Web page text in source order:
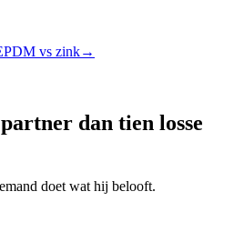
vs zink→
dan tien losse
doet wat hij belooft.